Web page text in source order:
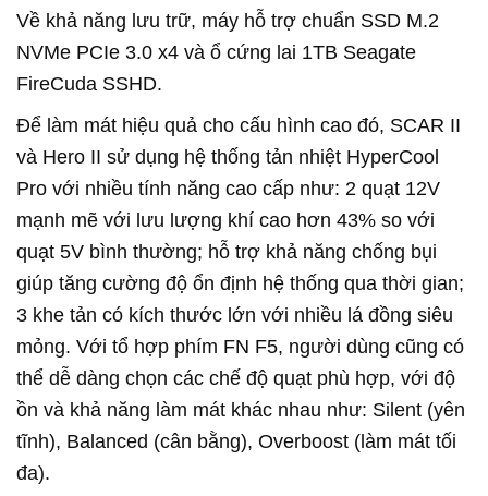
Về khả năng lưu trữ, máy hỗ trợ chuẩn SSD M.2
NVMe PCIe 3.0 x4 và ổ cứng lai 1TB Seagate
FireCuda SSHD.
Để làm mát hiệu quả cho cấu hình cao đó, SCAR II
và Hero II sử dụng hệ thống tản nhiệt HyperCool
Pro với nhiều tính năng cao cấp như: 2 quạt 12V
mạnh mẽ với lưu lượng khí cao hơn 43% so với
quạt 5V bình thường; hỗ trợ khả năng chống bụi
giúp tăng cường độ ổn định hệ thống qua thời gian;
3 khe tản có kích thước lớn với nhiều lá đồng siêu
mỏng. Với tổ hợp phím FN F5, người dùng cũng có
thể dễ dàng chọn các chế độ quạt phù hợp, với độ
ồn và khả năng làm mát khác nhau như: Silent (yên
tĩnh), Balanced (cân bằng), Overboost (làm mát tối
đa).